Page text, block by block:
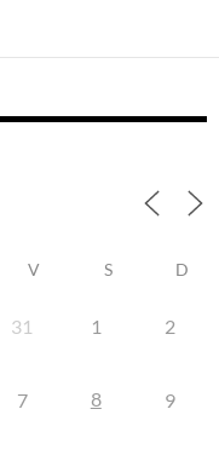
V S D
31 1 2
7 8 9